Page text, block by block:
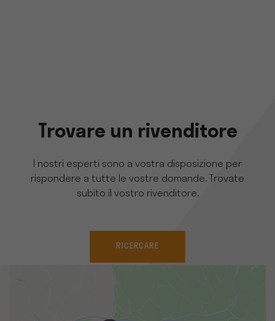
Trovare un rivenditore
I nostri esperti sono a vostra disposizione per
rispondere a tutte le vostre domande. Trovate
subito il vostro rivenditore.
RICERCARE